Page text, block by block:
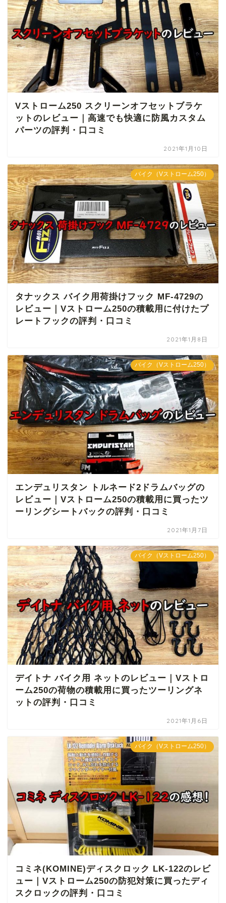
Vストローム250 スクリーンオフセットブラケ
ットのレビュー｜高速でも快適に防風カスタム
パーツの評判・口コミ
2021年1月10日
バイク（Vストローム250）
タナックス バイク用荷掛けフック MF-4729の
レビュー｜Vストローム250の積載用に付けたプ
レートフックの評判・口コミ
2021年1月8日
バイク（Vストローム250）
エンデュリスタン トルネード2ドラムバッグの
レビュー｜Vストローム250の積載用に買ったツ
ーリングシートバックの評判・口コミ
2021年1月7日
バイク（Vストローム250）
デイトナ バイク用 ネットのレビュー｜Vストロ
ーム250の荷物の積載用に買ったツーリングネ
ットの評判・口コミ
2021年1月6日
バイク（Vストローム250）
コミネ(KOMINE)ディスクロック LK-122のレビ
ュー｜Vストローム250の防犯対策に買ったディ
スクロックの評判・口コミ